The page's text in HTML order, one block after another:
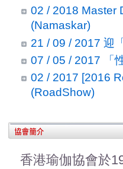
02 / 2018 Master
(Namaskar)
21 / 09 / 2017 迎
07 / 05 / 2017 「
02 / 2017 [2016
(RoadShow)
香港瑜伽協會於